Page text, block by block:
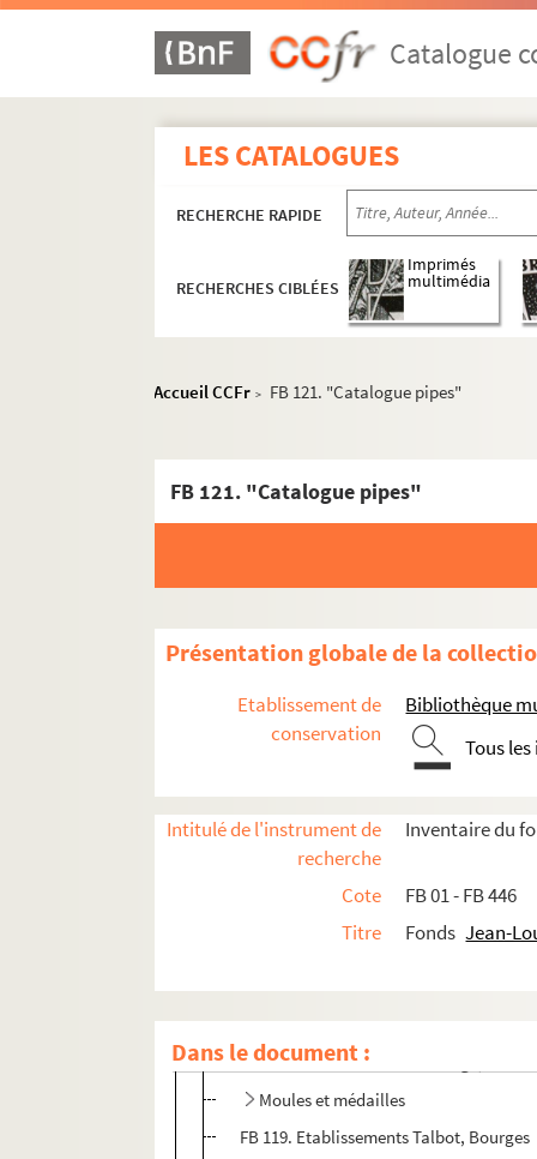
Catalogue
LES CATALOGUES
RECHERCHE RAPIDE
RECHERCHES CIBLÉES
Imprimés
multimédia
Accueil CCFr > FB 121. "Catalogue pipes"
FB 121. "Catalogue pipes"
Présentation globale de la
Etablissement de
conservation
Bibliothèque
Tous
Intitulé de l'instrument de
recherche
Inventaire du
Cote
FB 01 - FB 446
Titre
Fonds Jean-
Dans le document :
Œuvres littéraires
Illustrations d'ouvrages
Divers travaux d'illustration
FB 113. Médaille Sainte-Solange,
Moules et médailles
FB 119. Etablissements Talbot, Bourges